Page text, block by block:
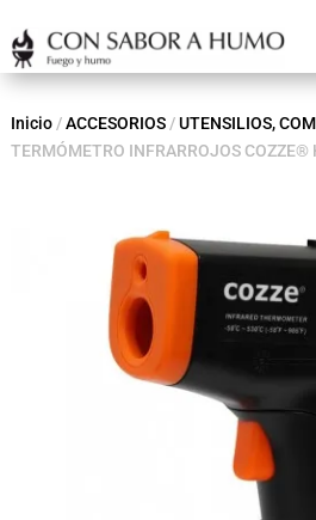
Inicio/ACCESORIOS/UTENSILIOS,
TERMÓMETRO INFRARROJOS COZZE®